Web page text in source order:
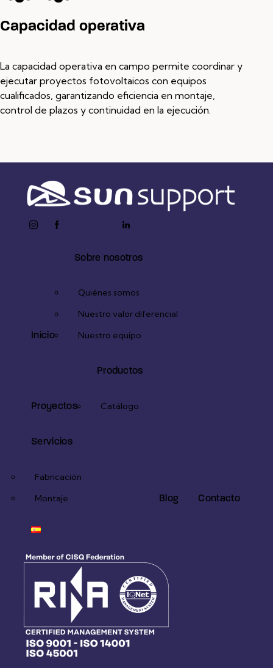
Capacidad operativa
La capacidad operativa en campo permite coordinar y
ejecutar proyectos fotovoltaicos con equipos
cualificados, garantizando eficiencia en montaje,
control de plazos y continuidad en la ejecución.
instagramfacebook- youtube2
linkedin
Inicio
Sobre nosotros
Quiénes somos
Nuestro valor diferencial
Nuestro equipo
Proyectos
Productos
Catálogo
Servicios
Fabricación
Montaje
Blog Contacto